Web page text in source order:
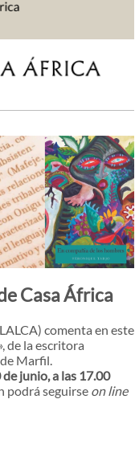
Casa África
comenta en este
de la escritora
Marfil.
junio, a las 17.00
podrá seguirse on line